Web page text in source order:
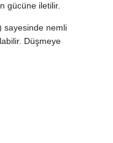
gücüne iletilir.
sayesinde nemli
Düşmeye